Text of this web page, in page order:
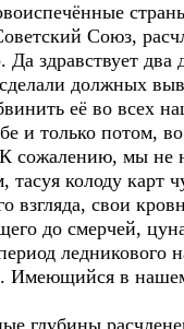
Союз,
здравствует два
должных
её во всех
и только потом,
сожалению, мы не
колоду карт
взгляда, свои
до смерчей,
ледникового
Имеющийся в
глубины